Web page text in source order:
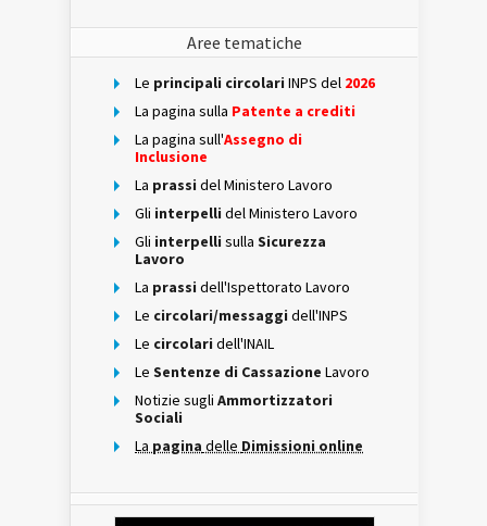
Aree tematiche
Le principali circolari INPS del 2026
La pagina sulla Patente a crediti
La pagina sull'Assegno di
Inclusione
La prassi del Ministero Lavoro
Gli interpelli del Ministero Lavoro
Gli interpelli sulla Sicurezza
Lavoro
La prassi dell'Ispettorato Lavoro
Le circolari/messaggi dell'INPS
Le circolari dell'INAIL
Le Sentenze di Cassazione Lavoro
Notizie sugli Ammortizzatori
Sociali
La pagina delle Dimissioni online